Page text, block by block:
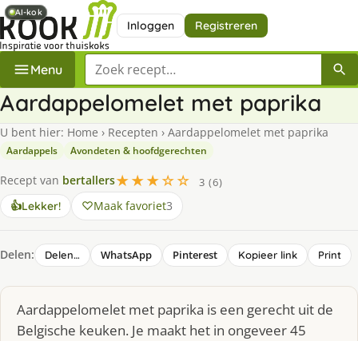
Inloggen Registreren
Menu Zoek een recept
Aardappelomelet met paprika
U bent hier: Home › Recepten › Aardappelomelet met paprika
Aardappels Avondeten & hoofdgerechten
Recept van bertallers★★★☆☆
3 (6)
👍Lekker! Maak favoriet3
Delen: Delen… WhatsApp Pinterest Kopieer link Print
Aardappelomelet met paprika is een gerecht uit de
Belgische keuken. Je maakt het in ongeveer 45
AI-kok
AI-kok